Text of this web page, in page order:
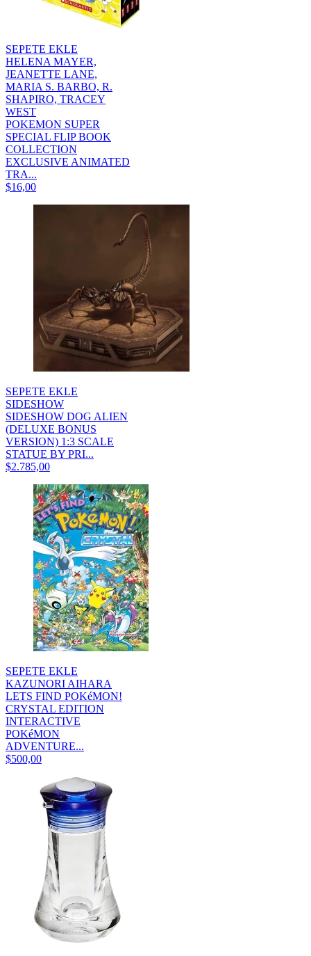
SEPETE EKLE
HELENA MAYER,
JEANETTE LANE,
MARIA S. BARBO, R.
SHAPIRO, TRACEY
WEST
POKEMON SUPER
SPECIAL FLIP BOOK
COLLECTION
EXCLUSIVE ANIMATED
TRA...
$16,00
SEPETE EKLE
SIDESHOW
SIDESHOW DOG ALIEN
(DELUXE BONUS
VERSION) 1:3 SCALE
STATUE BY PRI...
$2.785,00
SEPETE EKLE
KAZUNORI AIHARA
LETS FIND POKéMON!
CRYSTAL EDITION
INTERACTIVE
POKéMON
ADVENTURE...
$500,00